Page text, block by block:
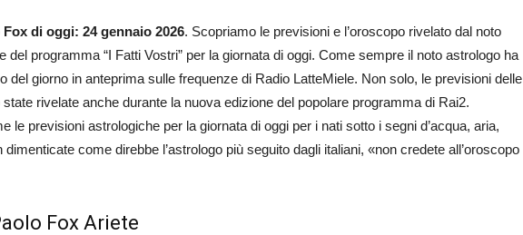
di oggi: 24 gennaio 2026. Scopriamo le previsioni e l’oroscopo rivelato dal noto
del programma “I Fatti Vostri” per la giornata di oggi. Come sempre il noto astrologo ha
del giorno in anteprima sulle frequenze di Radio LatteMiele. Non solo, le previsioni delle
rivelate anche durante la nuova edizione del popolare programma di Rai2.
le previsioni astrologiche per la giornata di oggi per i nati sotto i segni d’acqua, aria,
come direbbe l’astrologo più seguito dagli italiani, «non credete all’oroscopo
Fox Ariete